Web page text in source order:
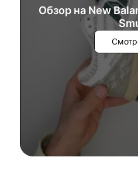
Обзор на New